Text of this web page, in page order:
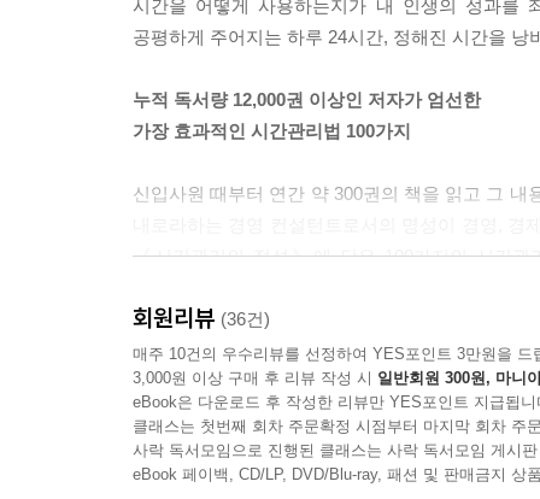
중 대부분은 구체와 추상의 엇갈림에서 발생한다
갔다하는 사고법에 가치가 있다고 설명합니다.
저자는 이렇다 할 정답이 없는, 예측이 안 되는 시
바라보기보다 옆에서 바라보기 / 6. 미움받지 않는
는 세대를 나타내는 말로도 쓰입니다. 행복한 인
이는 습관》에서는 인생 전체에서 타임 퍼포먼스
--- p.209
각각 메시지의 표현 및 수법은 다르지만, 시간관
생에서 추구하고 싶은 것을 찾고 그것에 집중하라
시간을 어떻게 사용하는지가 내 인생의 성과를
공평하게 주어지는 하루 24시간, 정해진 시간을
누적 독서량 12,000권 이상인 저자가 엄선한
가장 효과적인 시간관리법 100가지
신입사원 때부터 연간 약 300권의 책을 읽고 그
《시간관리의 정석》에 담은 100가지의 시간
이 책이 필요한 사람은?
일의 우선순위를 정하기 어려운 사람
시간 효율화로 커리어 발전을 꾀하는 사람
효율적인 시간관리로 인생을 바꾸고 싶은 사람
회원리뷰 (36건)
매주 10건의 우수리뷰를 선정하여 YES포인트 3만원을 드
3,000원 이상 구매 후 리뷰 작성 시 일반회원 300원, 마니
eBook은 다운로드 후 작성한 리뷰만 YES포인트 지급됩니
클래스는 첫번째 회차 주문확정 시점부터 마지막 회차 주
사락 독서모임으로 진행된 클래스는 사락 독서모임 게시
eBook 페이백, CD/LP, DVD/Blu-ray, 패션 및 판매금지 상